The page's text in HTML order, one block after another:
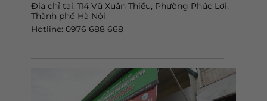
Địa chỉ tại: 114 Vũ Xuân Thiều, Phường Phúc Lợi,
Thành phố Hà Nội
Hotline: 0976 688 668